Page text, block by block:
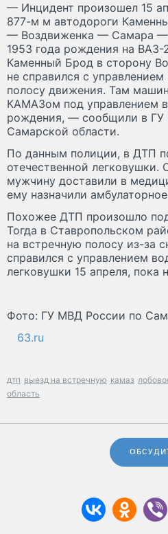
— Инцидент произошел 15
877-м м автодороги
— Воздвиженка — Самара —
1953 года рождения на ВАЗ-
Каменный Брод в сторону
не справился с
полосу движения. Там
КАМАЗом под управлением
рождения, — сообщили в
Самарской области.
По данным полиции, в ДТП
отечественной легковушки.
мужчину доставили в
ему назначили
Похожее ДТП произошло
Тогда в Ставропольском
на встречную полосу из-за
справился с управлением
легковушки 15 апреля, пока
Фото: ГУ МВД России по
63.ru
дтп выезд на встречную камаз
область